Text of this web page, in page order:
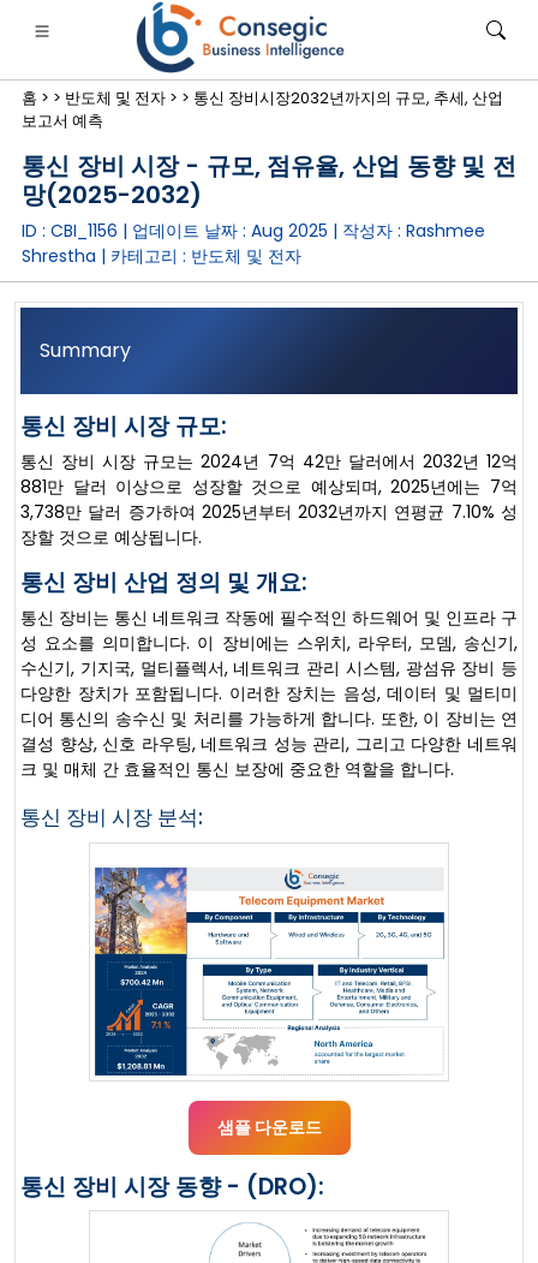
·금융·보험• 소비재 • 에너지 및 전력• 식품 및 음료
• 사례 연구
홈 > > 반도체 및 전자 > > 통신 장비시장2032년까지의 규모, 추세, 산업
보고서 예측
통신 장비 시장 - 규모, 점유율, 산업 동향 및 전
망(2025-2032)
ID : CBI_1156 | 업데이트 날짜 : Aug 2025 | 작성자 : Rashmee
Shrestha | 카테고리 : 반도체 및 전자
Summary
통신 장비 시장 규모:
통신 장비 시장 규모는 2024년 7억 42만 달러에서 2032년 12억
881만 달러 이상으로 성장할 것으로 예상되며, 2025년에는 7억
3,738만 달러 증가하여 2025년부터 2032년까지 연평균 7.10% 성
장할 것으로 예상됩니다.
통신 장비 산업 정의 및 개요:
통신 장비는 통신 네트워크 작동에 필수적인 하드웨어 및 인프라 구
성 요소를 의미합니다. 이 장비에는 스위치, 라우터, 모뎀, 송신기,
수신기, 기지국, 멀티플렉서, 네트워크 관리 시스템, 광섬유 장비 등
다양한 장치가 포함됩니다. 이러한 장치는 음성, 데이터 및 멀티미
디어 통신의 송수신 및 처리를 가능하게 합니다. 또한, 이 장비는 연
결성 향상, 신호 라우팅, 네트워크 성능 관리, 그리고 다양한 네트워
크 및 매체 간 효율적인 통신 보장에 중요한 역할을 합니다.
통신 장비 시장 분석:
샘플 다운로드
통신 장비 시장 동향 - (DRO):